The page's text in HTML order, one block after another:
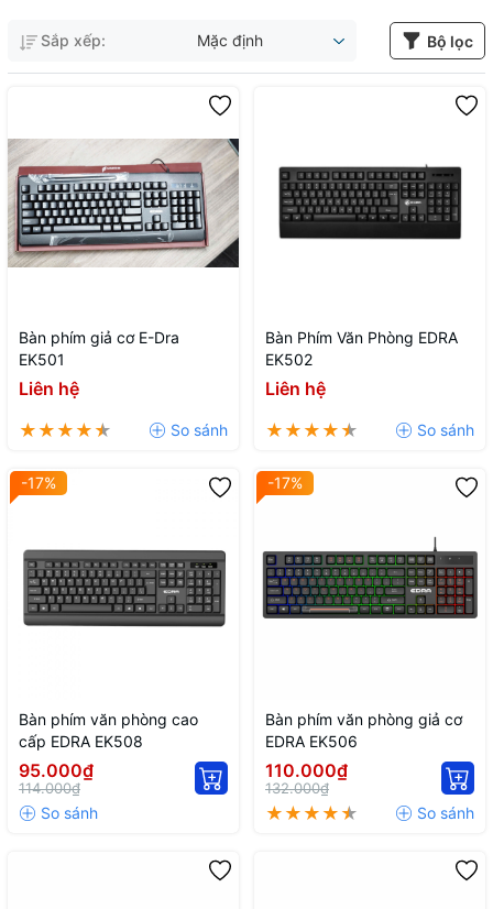
Sắp xếp: Mặc định Bộ lọc
Bàn phím giả cơ E-Dra
EK501
Liên hệ
Bàn Phím Văn Phòng EDRA
EK502
Liên hệ
-17%
Bàn phím văn phòng cao
cấp EDRA EK508
95.000₫
114.000₫
-17%
Bàn phím văn phòng giả cơ
EDRA EK506
110.000₫
132.000₫